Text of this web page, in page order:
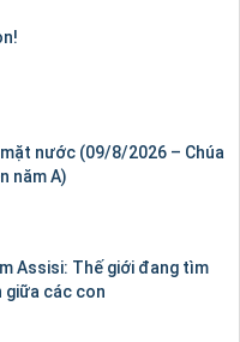
nước (09/8/2026 – Chúa
năm A)
Assisi: Thế giới đang tìm
giữa các con